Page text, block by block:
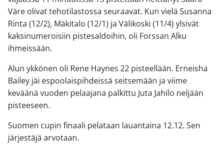
Väre olivat tehotilastossa seuraavat. Kun vielä Susanna
Rinta (12/2), Mäkitalo (12/1) ja Välikoski (11/4) ylsivät
kaksinumeroisiin pistesaldoihin, oli Forssan Alku
ihmeissään.
Alun ykkönen oli Rene Haynes 22 pisteellään. Erneisha
Bailey jäi espoolaispihdeissä seitsemään ja viime
keväänä vuoden pelaajana palkittu Juta Jahilo neljään
pisteeseen.
Suomen cupin finaali pelataan lauantaina 12.12. Sen
järjestäjä arvotaan.